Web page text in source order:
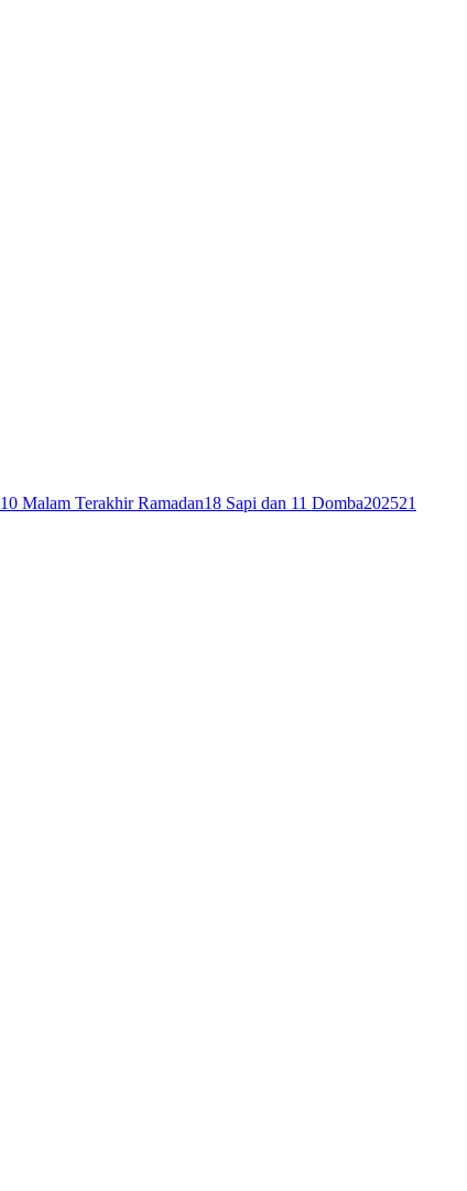
10 Malam Terakhir Ramadan18 Sapi dan 11 Domba202521